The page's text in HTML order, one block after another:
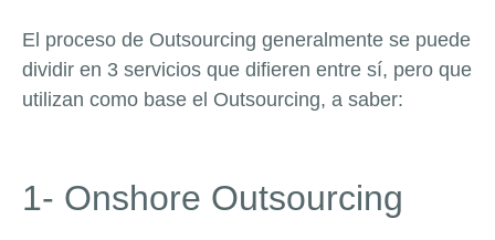
El proceso de Outsourcing generalmente se puede
dividir en 3 servicios que difieren entre sí, pero que
utilizan como base el Outsourcing, a saber:
1- Onshore Outsourcing